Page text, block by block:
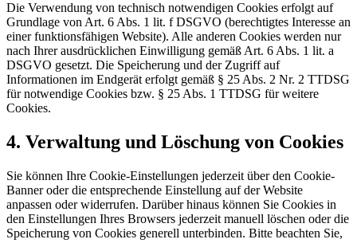
Die Verwendung von technisch notwendigen Cookies erfolgt auf
Grundlage von Art. 6 Abs. 1 lit. f DSGVO (berechtigtes Interesse an
einer funktionsfähigen Website). Alle anderen Cookies werden nur
nach Ihrer ausdrücklichen Einwilligung gemäß Art. 6 Abs. 1 lit. a
DSGVO gesetzt. Die Speicherung und der Zugriff auf
Informationen im Endgerät erfolgt gemäß § 25 Abs. 2 Nr. 2 TTDSG
für notwendige Cookies bzw. § 25 Abs. 1 TTDSG für weitere
Cookies.
4. Verwaltung und Löschung von Cookies
Sie können Ihre Cookie-Einstellungen jederzeit über den Cookie-
Banner oder die entsprechende Einstellung auf der Website
anpassen oder widerrufen. Darüber hinaus können Sie Cookies in
den Einstellungen Ihres Browsers jederzeit manuell löschen oder die
Speicherung von Cookies generell unterbinden. Bitte beachten Sie,